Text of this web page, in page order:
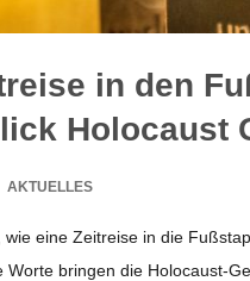
in den
Holo­caust
AKTUELLES
eine Zeit­reise in die
brin­gen die Holo­­caust-